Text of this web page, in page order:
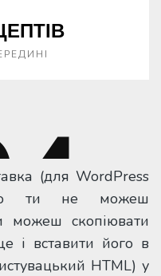
(для WordPress
ти не можеш
можеш скопіювати
і вставити його в
HTML) у